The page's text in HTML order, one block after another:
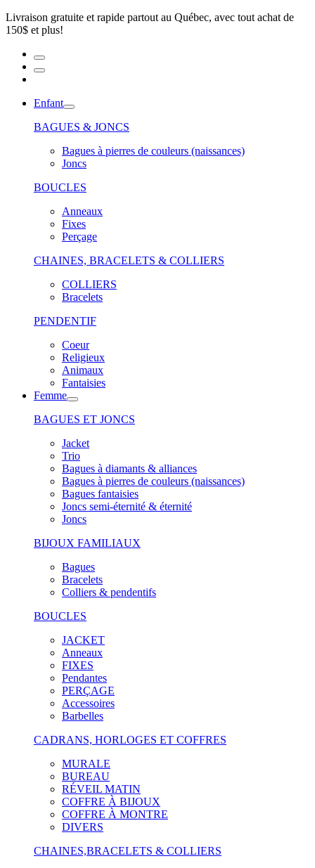
Livraison gratuite et rapide partout au Québec, avec tout achat de
150$ et plus!
Enfant
BAGUES & JONCS
Bagues à pierres de couleurs (naissances)
Joncs
BOUCLES
Anneaux
Fixes
Perçage
CHAINES, BRACELETS & COLLIERS
COLLIERS
Bracelets
PENDENTIF
Coeur
Religieux
Animaux
Fantaisies
Femme
BAGUES ET JONCS
Jacket
Trio
Bagues à diamants & alliances
Bagues à pierres de couleurs (naissances)
Bagues fantaisies
Joncs semi-éternité & éternité
Joncs
BIJOUX FAMILIAUX
Bagues
Bracelets
Colliers & pendentifs
BOUCLES
JACKET
Anneaux
FIXES
Pendantes
PERÇAGE
Accessoires
Barbelles
CADRANS, HORLOGES ET COFFRES
MURALE
BUREAU
RÉVEIL MATIN
COFFRE À BIJOUX
COFFRE À MONTRE
DIVERS
CHAINES,BRACELETS & COLLIERS